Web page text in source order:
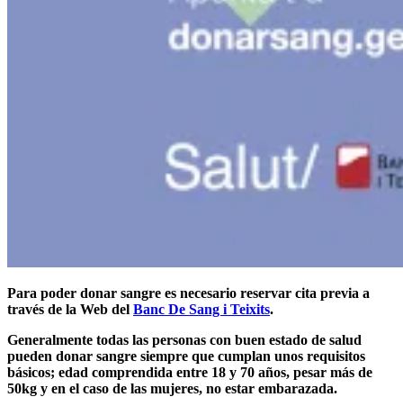
Para poder donar sangre es necesario reservar cita previa a
través de la Web del Banc De Sang i Teixits.
Generalmente todas las personas con buen estado de salud
pueden donar sangre siempre que cumplan unos requisitos
básicos; edad comprendida entre 18 y 70 años, pesar más de
50kg y en el caso de las mujeres, no estar embarazada.